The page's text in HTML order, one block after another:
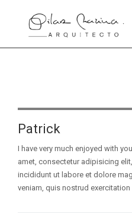
Patrick
I have very much enjoyed with
amet, consectetur adipisicing
incididunt ut labore et dolore
veniam, quis nostrud